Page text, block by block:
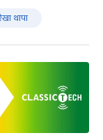
थापा